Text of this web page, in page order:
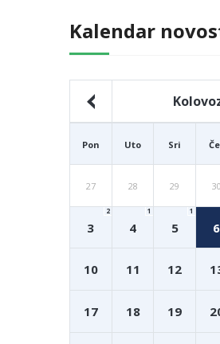
Kalendar
Pon Uto Sri
27 28 29 30
3
2
4
1
5
1
6
10 11 12
17 18 19